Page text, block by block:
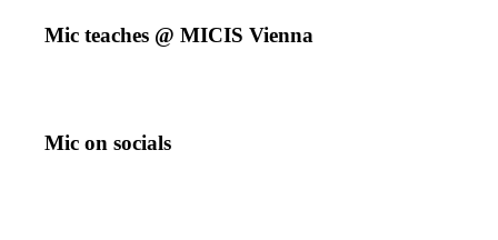
Mic teaches @ MICIS Vienna
Mic on socials